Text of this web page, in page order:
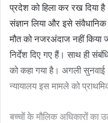
प्रदेश को हिला कर रख दिया
संज्ञान लिया और इसे संवैधानिक
मौत को नजरअंदाज नहीं किया
निर्देश दिए गए हैं। साथ ही
को कहा गया है। अगली सुनवाई
न्यायालय इस मामले को
बच्चों के मौलिक अधिकारों का